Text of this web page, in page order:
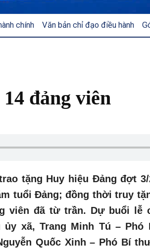
chính Văn bản chỉ đạo điều hành
đảng viên
tặng Huy hiệu Đảng đợt 3/
tuổi Đảng; đồng thời truy
viên đã từ trần. Dự buổi lễ
xã, Trang Minh Tú – Phó
Quốc Xinh – Phó Bí